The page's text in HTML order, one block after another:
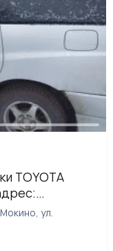
ТОYОТА
с.
ул.